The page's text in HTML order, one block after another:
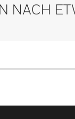
NACH